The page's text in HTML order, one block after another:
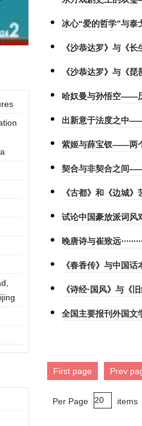
冰心“爱的哲学”与泰
《沙恭达罗》与《
《沙恭达罗》与《琵
哈奴曼与孙悟空——
出新意于法度之中
紫姬与薛宝钗——两
契合与非契合之间
《古都》和《边城
试论中国豪放派词风
晚唐诗与崔致远
《春香传》与中国话
《诗经·国风》与《
全国主要报刊外国文
First page Prev
Per Page items